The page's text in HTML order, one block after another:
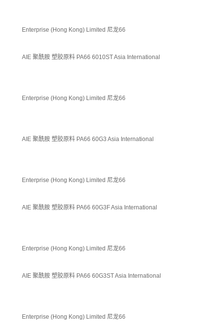
Enterprise (Hong Kong) Limited 尼龙66
AIE 聚酰胺 塑胶原料 PA66 6010ST Asia International
Enterprise (Hong Kong) Limited 尼龙66
AIE 聚酰胺 塑胶原料 PA66 60G3 Asia International
Enterprise (Hong Kong) Limited 尼龙66
AIE 聚酰胺 塑胶原料 PA66 60G3F Asia International
Enterprise (Hong Kong) Limited 尼龙66
AIE 聚酰胺 塑胶原料 PA66 60G3ST Asia International
Enterprise (Hong Kong) Limited 尼龙66